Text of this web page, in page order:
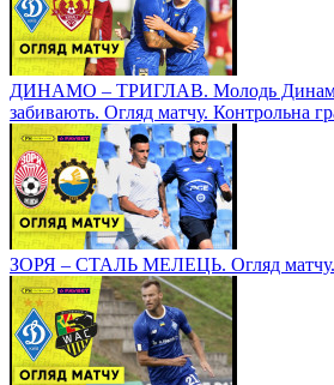
ДИНАМО – ТРИГЛАВ. Молодь Динамо
забивають. Огляд матчу. Контрольна
ЗОРЯ – СТАЛЬ МЕЛЕЦЬ. Огляд матчу.